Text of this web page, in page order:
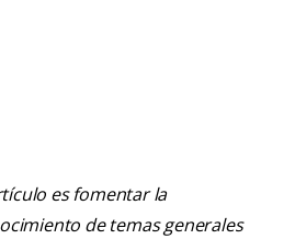
es fomentar la
de temas generales